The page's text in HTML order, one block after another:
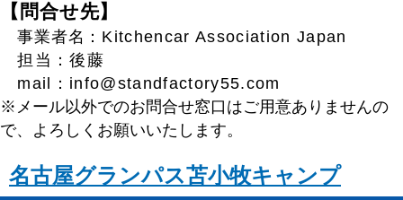
【問合せ先】
事業者名： Kitchencar Association Japan
担当：後藤
mail：info@standfactory55.com
※メール以外でのお問合せ窓口はご用意ありませんの
で、よろしくお願いいたします。
名古屋グランパス苫小牧キャンプ